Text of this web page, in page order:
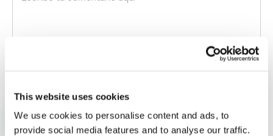
This website uses cookies
We use cookies to personalise content and ads, to
provide social media features and to analyse our traffic.
*